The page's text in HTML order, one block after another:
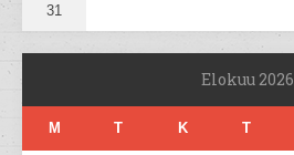
31
Elokuu 2026
M T K T